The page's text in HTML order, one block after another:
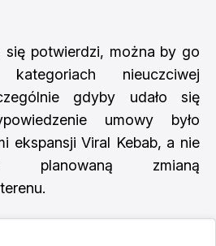
się potwierdzi, można by go
nieuczciwej
gdyby udało się
umowy było
ekspansji Viral Kebab, a nie
planowaną zmianą